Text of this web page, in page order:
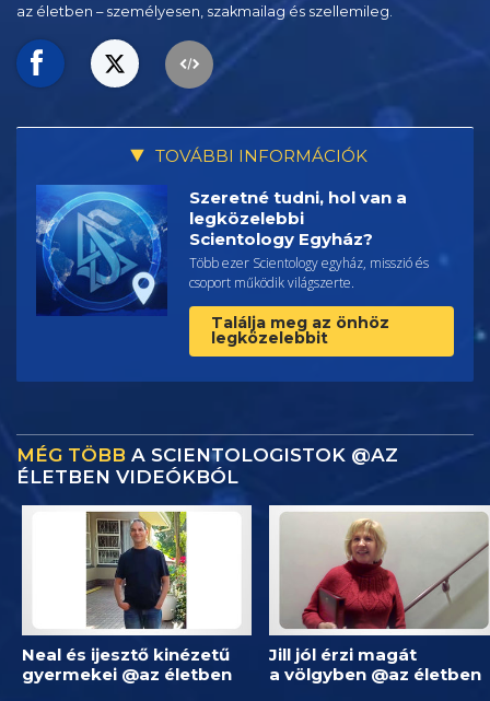
az életben – személyesen, szakmailag és szellemileg.
TOVÁBBI INFORMÁCIÓK
Szeretné tudni, hol van a
legközelebbi
Scientology Egyház?
Több ezer Scientology egyház, misszió és
csoport működik világszerte.
Találja meg az önhöz
legközelebbit
MÉG TÖBB A SCIENTOLOGISTOK @AZ
ÉLETBEN VIDEÓKBÓL
Neal és ijesztő kinézetű
gyermekei @az életben
Jill jól érzi magát
a völgyben @az életben